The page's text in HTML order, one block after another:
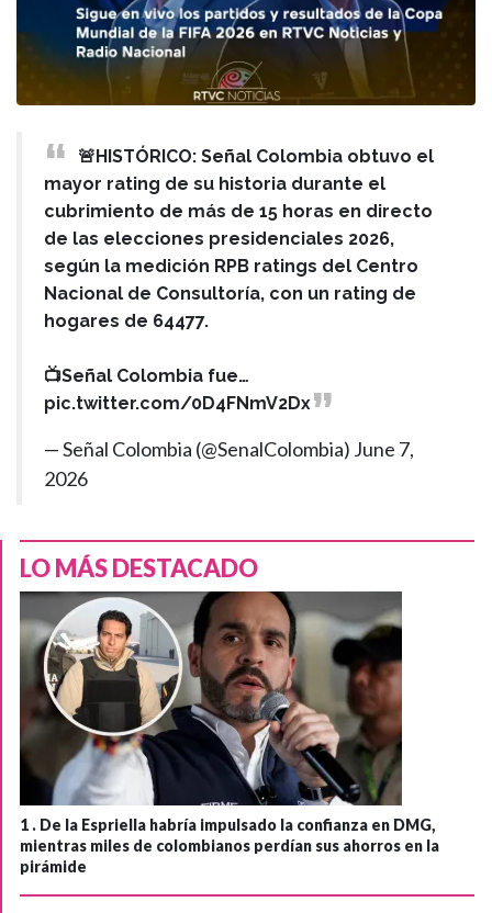
🚨HISTÓRICO: Señal Colombia obtuvo el
mayor rating de su historia durante el
cubrimiento de más de 15 horas en directo
de las elecciones presidenciales 2026,
según la medición RPB ratings del Centro
Nacional de Consultoría, con un rating de
hogares de 64477.
📺Señal Colombia fue…
pic.twitter.com/0D4FNmV2Dx
— Señal Colombia (@SenalColombia) June 7,
2026
LO MÁS DESTACADO
1 . De la Espriella habría impulsado la confianza en DMG,
mientras miles de colombianos perdían sus ahorros en la
pirámide